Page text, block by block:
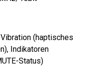
(haptisches
Indikatoren
Status)